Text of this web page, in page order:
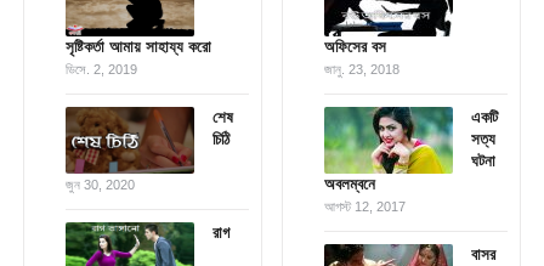
সৃষ্টিকর্তা আমায় সাহায্য করো
ডিসে. 2, 2019
শেষ
চিঠি
জুন 30, 2020
রাগ
অফিসের বস
জানু. 23, 2018
একটি
সত্য
ঘটনা
অবলম্বনে
আগস্ট 12, 2017
বাসর